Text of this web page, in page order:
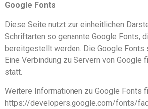
Google Fonts
Diese Seite nutzt zur einheitlichen
Schriftarten so genannte Google Fonts,
bereitgestellt werden. Die Google Fonts
Eine Verbindung zu Servern von Google
statt.
Weitere Informationen zu Google Fonts
https://developers.google.com/fonts/